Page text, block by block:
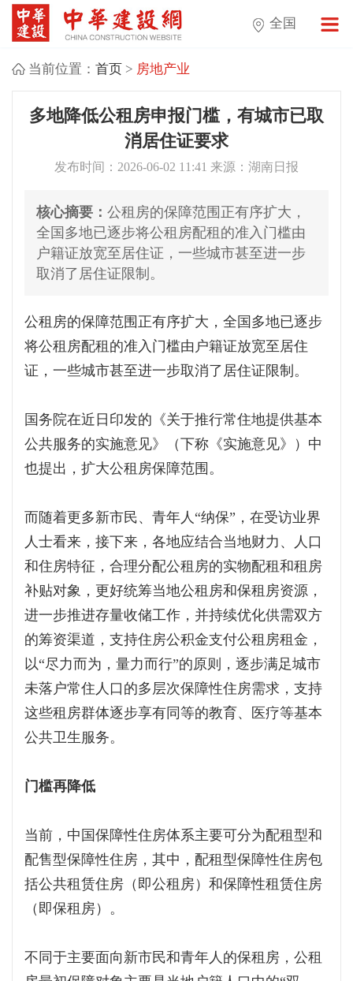
全国
当前位置： 首页> 房地产业
多地降低公租房申报门槛，有城市已取
消居住证要求
发布时间：2026-06-02 11:41 来源：湖南日报
核心摘要： 公租房的保障范围正有序扩大，
全国多地已逐步将公租房配租的准入门槛由
户籍证放宽至居住证，一些城市甚至进一步
取消了居住证限制。
公租房的保障范围正有序扩大，全国多地已逐步
将公租房配租的准入门槛由户籍证放宽至居住
证，一些城市甚至进一步取消了居住证限制。
国务院在近日印发的《关于推行常住地提供基本
公共服务的实施意见》（下称《实施意见》）中
也提出，扩大公租房保障范围。
而随着更多新市民、青年人“纳保”，在受访业界
人士看来，接下来，各地应结合当地财力、人口
和住房特征，合理分配公租房的实物配租和租房
补贴对象，更好统筹当地公租房和保租房资源，
进一步推进存量收储工作，并持续优化供需双方
的筹资渠道，支持住房公积金支付公租房租金，
以“尽力而为，量力而行”的原则，逐步满足城市
未落户常住人口的多层次保障性住房需求，支持
这些租房群体逐步享有同等的教育、医疗等基本
公共卫生服务。
门槛再降低
当前，中国保障性住房体系主要可分为配租型和
配售型保障性住房，其中，配租型保障性住房包
括公共租赁住房（即公租房）和保障性租赁住房
（即保租房）。
不同于主要面向新市民和青年人的保租房，公租